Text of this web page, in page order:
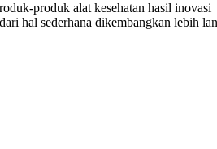
produk alat kesehatan hasil
hal sederhana dikembangkan lebih